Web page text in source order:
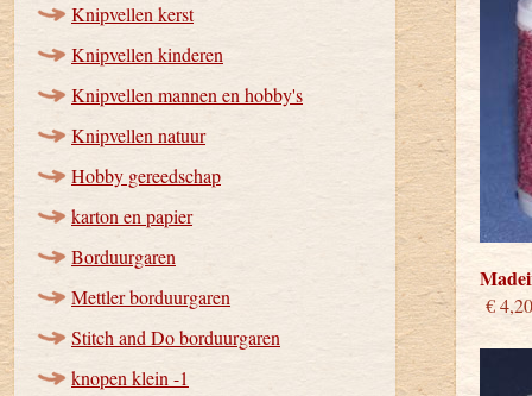
Knipvellen kerst
Knipvellen kinderen
Knipvellen mannen en hobby's
Knipvellen natuur
Hobby gereedschap
karton en papier
Borduurgaren
Mettler borduurgaren
Stitch and Do borduurgaren
knopen klein -1
€ 4,20